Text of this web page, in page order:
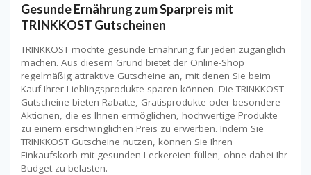
Gesunde Ernährung zum Sparpreis mit
TRINKKOST Gutscheinen
TRINKKOST möchte gesunde Ernährung für jeden zugänglich
machen. Aus diesem Grund bietet der Online-Shop
regelmäßig attraktive Gutscheine an, mit denen Sie beim
Kauf Ihrer Lieblingsprodukte sparen können. Die TRINKKOST
Gutscheine bieten Rabatte, Gratisprodukte oder besondere
Aktionen, die es Ihnen ermöglichen, hochwertige Produkte
zu einem erschwinglichen Preis zu erwerben. Indem Sie
TRINKKOST Gutscheine nutzen, können Sie Ihren
Einkaufskorb mit gesunden Leckereien füllen, ohne dabei Ihr
Budget zu belasten.